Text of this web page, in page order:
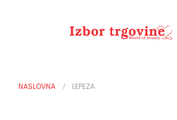
NASLOVNA LEPEZA